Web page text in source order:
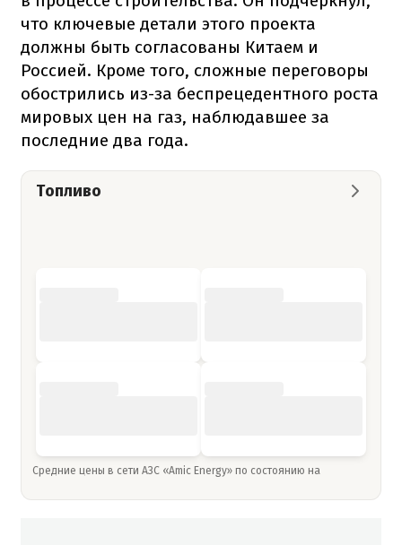
что ключевые детали этого проекта
должны быть согласованы Китаем и
Россией. Кроме того, сложные переговоры
обострились из-за беспрецедентного роста
мировых цен на газ, наблюдавшее за
последние два года.
Топливо
Средние цены в сети АЗС «Amic Energy» по состоянию на